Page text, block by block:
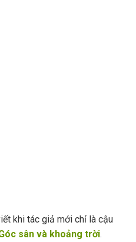
khi tác giả mới chỉ là cậu
sân và khoảng trời.